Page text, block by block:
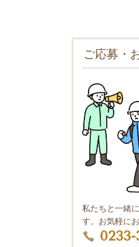
ご応募・
私たちと一緒
す。お気軽に